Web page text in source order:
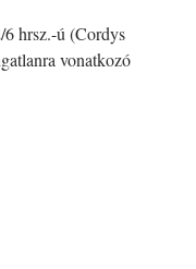
hrsz.-ú (Cordys
vonatkozó